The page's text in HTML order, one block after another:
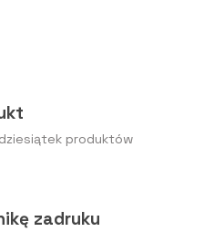
produktów
zadruku